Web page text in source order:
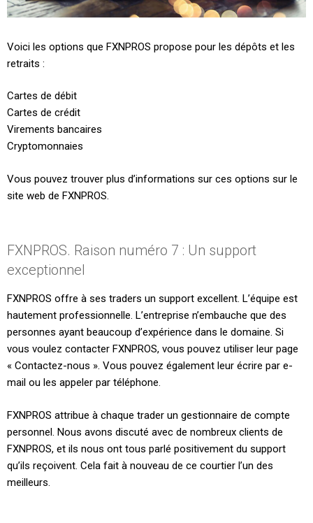
Voici les options que FXNPROS propose pour les dépôts et les
retraits :
Cartes de débit
Cartes de crédit
Virements bancaires
Cryptomonnaies
Vous pouvez trouver plus d’informations sur ces options sur le
site web de FXNPROS.
FXNPROS. Raison numéro 7 : Un support
exceptionnel
FXNPROS offre à ses traders un support excellent. L’équipe est
hautement professionnelle. L’entreprise n’embauche que des
personnes ayant beaucoup d’expérience dans le domaine. Si
vous voulez contacter FXNPROS, vous pouvez utiliser leur page
« Contactez-nous ». Vous pouvez également leur écrire par e-
mail ou les appeler par téléphone.
FXNPROS attribue à chaque trader un gestionnaire de compte
personnel. Nous avons discuté avec de nombreux clients de
FXNPROS, et ils nous ont tous parlé positivement du support
qu’ils reçoivent. Cela fait à nouveau de ce courtier l’un des
meilleurs.